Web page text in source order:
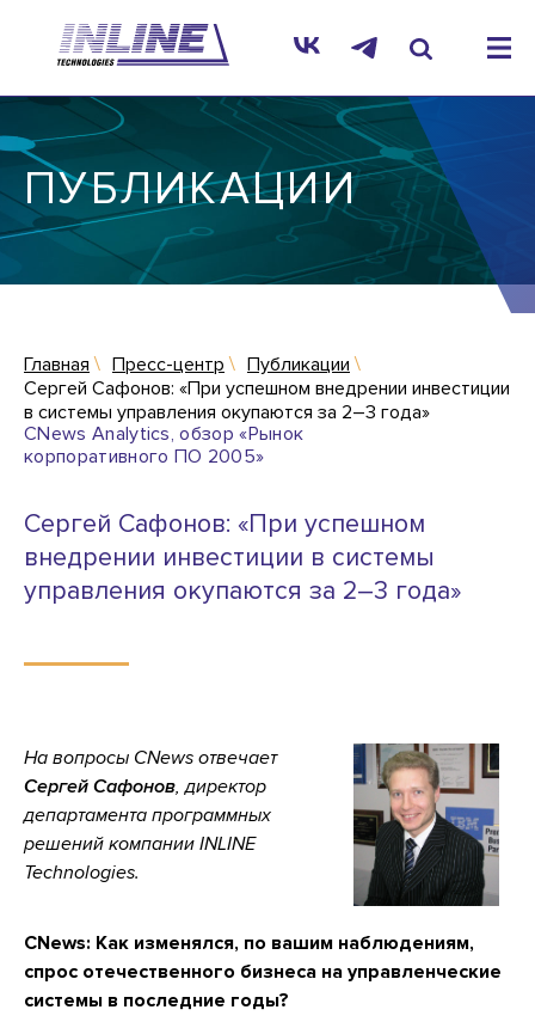
ПУБЛИКАЦИИ
Главная Пресс-центр
Публикации
Сергей Сафонов: «При успешном внедрении инвестиции
в системы управления окупаются за 2–3 года»
CNews Analytics, обзор «Рынок
корпоративного ПО 2005»
Сергей Сафонов: «При успешном
внедрении инвестиции в системы
управления окупаются за 2–3 года»
На вопросы CNews отвечает
Сергей Сафонов, директор
департамента программных
решений компании INLINE
Technologies.
CNews: Как изменялся, по вашим наблюдениям,
спрос отечественного бизнеса на управленческие
системы в последние годы?